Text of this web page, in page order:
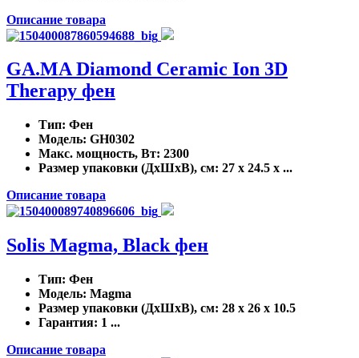
Описание товара
GA.MA Diamond Ceramic Ion 3D
Therapy фен
Тип: Фен
Модель: GH0302
Макс. мощность, Вт: 2300
Размер упаковки (ДхШхВ), см: 27 x 24.5 x ...
Описание товара
Solis Magma, Black фен
Тип: Фен
Модель: Magma
Размер упаковки (ДхШхВ), см: 28 x 26 x 10.5
Гарантия: 1 ...
Описание товара